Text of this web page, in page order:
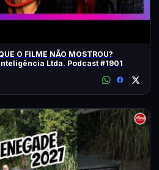
O FILME NÃO MOSTROU?
Inteligência Ltda. Podcast #1901